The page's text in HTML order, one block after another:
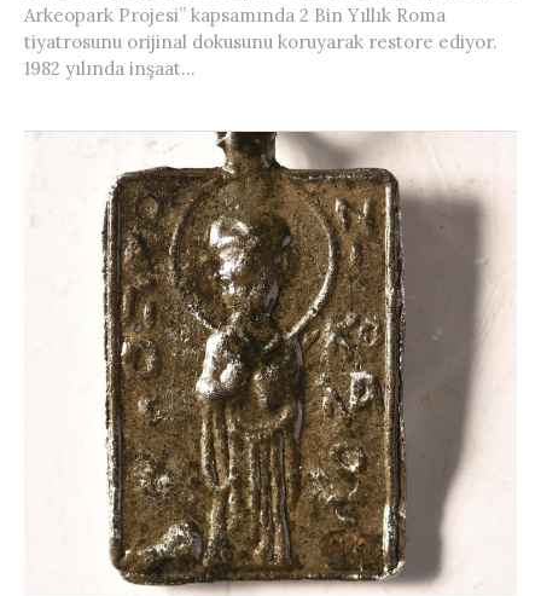
Arkeopark Projesi” kapsamında 2 Bin Yıllık Roma
tiyatrosunu orijinal dokusunu koruyarak restore ediyor.
1982 yılında inşaat...